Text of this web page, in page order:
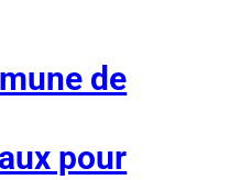
de
pour